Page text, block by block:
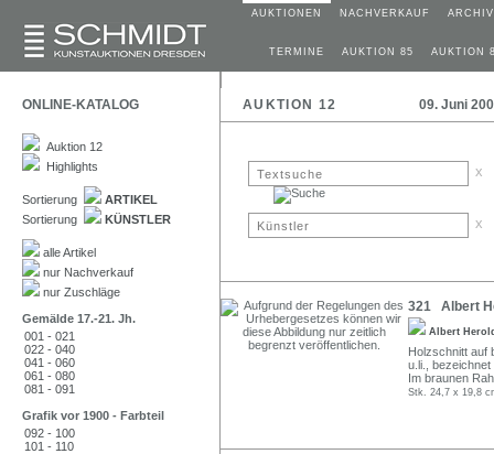
AUKTIONEN NACHVERKAUF ARCHIV
TERMINE AUKTION 85 AUKTION
ONLINE-KATALOG AUKTION 12 09. Juni
Auktion 12
Highlights
Sortierung
ARTIKEL
Sortierung
KÜNSTLER
alle Artikel
nur Nachverkauf
nur Zuschläge
Gemälde 17.-21. Jh.
001 - 021
022 - 040
041 - 060
061 - 080
081 - 091
Grafik vor 1900 - Farbteil
092 - 100
101 - 110
x
x
321 Albert
Albert
Holzschnitt auf
u.li.,
Im braunen
Stk. 24,7 x 19,8